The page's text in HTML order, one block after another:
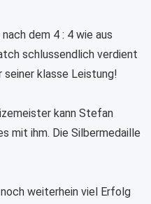
dem 4 : 4 wie aus
schlussendlich verdient
seiner klasse Leistung!
kann Stefan
mit ihm. Die Silbermedaille
weiterhein viel Erfolg